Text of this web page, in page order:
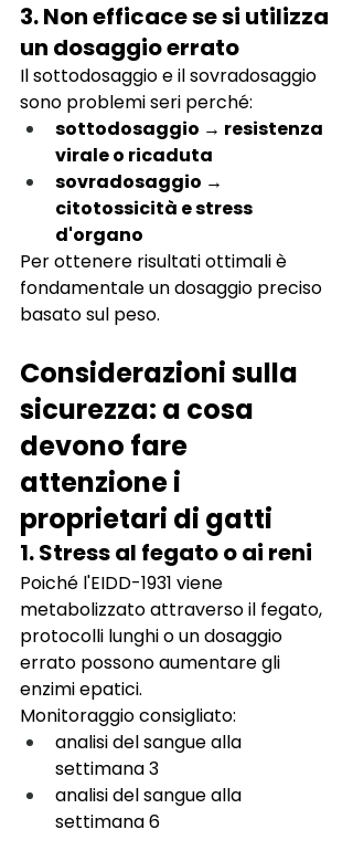
3. Non efficace se si utilizza
un dosaggio errato
Il sottodosaggio e il sovradosaggio
sono problemi seri perché:
sottodosaggio → resistenza
virale o ricaduta
sovradosaggio →
citotossicità e stress
d'organo
Per ottenere risultati ottimali è
fondamentale un dosaggio preciso
basato sul peso.
Considerazioni sulla
sicurezza: a cosa
devono fare
attenzione i
proprietari di gatti
1. Stress al fegato o ai reni
Poiché l'EIDD-1931 viene
metabolizzato attraverso il fegato,
protocolli lunghi o un dosaggio
errato possono aumentare gli
enzimi epatici.
Monitoraggio consigliato:
analisi del sangue alla
settimana 3
analisi del sangue alla
settimana 6